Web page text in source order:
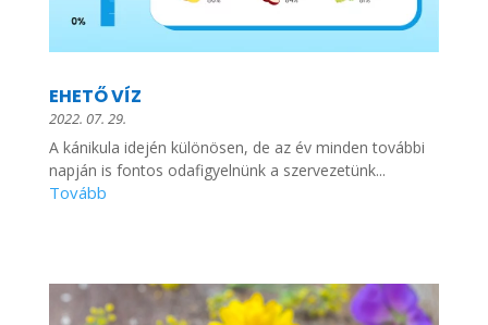
EHETŐ VÍZ
2022. 07. 29.
A kánikula idején különösen, de az év minden további
napján is fontos odafigyelnünk a szervezetünk...